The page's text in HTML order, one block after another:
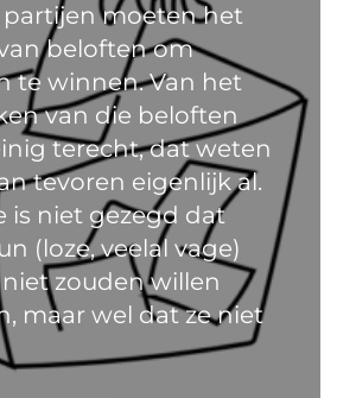
partijen moeten het
beloften om
te winnen. Van het
van die beloften
terecht, dat weten
tevoren eigenlijk al.
is niet gezegd dat
(loze, veelal vage)
zouden willen
maar wel dat ze niet